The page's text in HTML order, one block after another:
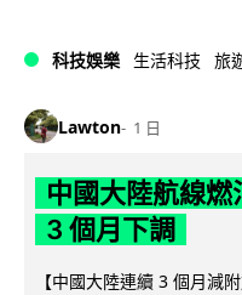
科技娛樂 生活科技 旅
Lawton 1 日
中國大陸航線
3 個月下調
【中國大陸連續 3 個月減